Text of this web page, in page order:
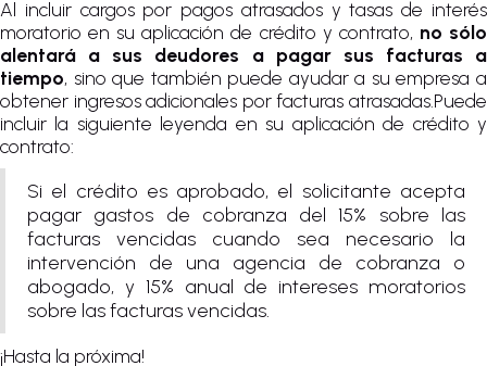
Al incluir cargos por pagos atrasados y tasas de interés
moratorio en su aplicación de crédito y contrato, no sólo
alentará a sus deudores a pagar sus facturas a
tiempo, sino que también puede ayudar a su empresa a
obtener ingresos adicionales por facturas atrasadas.Puede
incluir la siguiente leyenda en su aplicación de crédito y
contrato:
Si el crédito es aprobado, el solicitante acepta
pagar gastos de cobranza del 15% sobre las
facturas vencidas cuando sea necesario la
intervención de una agencia de cobranza o
abogado, y 15% anual de intereses moratorios
sobre las facturas vencidas.
¡Hasta la próxima!